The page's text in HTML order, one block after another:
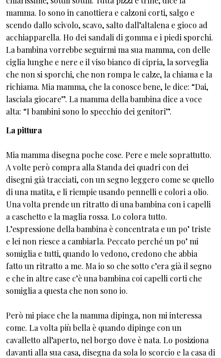
mamma. Io sono in canottiera e calzoni corti, salgo e
scendo dallo scivolo, scavo, salto dall’altalena e gioco ad
acchiapparella. Ho dei sandali di gomma e i piedi sporchi.
La bambina vorrebbe seguirmi ma sua mamma, con delle
ciglia lunghe e nere e il viso bianco di cipria, la sorveglia
che non si sporchi, che non rompa le calze, la chiama e la
richiama. Mia mamma, che la conosce bene, le dice: “Dai,
lasciala giocare”. La mamma della bambina dice a voce
alta: “I bambini sono lo specchio dei genitori”.
La pittura
Mia mamma disegna poche cose. Pere e mele soprattutto.
A volte però compra alla Standa dei quadri con dei
disegni già tracciati, con un segno leggero come se quello
di una matita, e li riempie usando pennelli e colori a olio.
Una volta prende un ritratto di una bambina con i capelli
a caschetto e la maglia rossa. Lo colora tutto.
L’espressione della bambina è concentrata e un po’ triste
e lei non riesce a cambiarla. Peccato perché un po’ mi
somiglia e tutti, quando lo vedono, credono che abbia
fatto un ritratto a me. Ma io so che sotto c’era già il segno
e che in altre case c’è una bambina coi capelli corti che
somiglia a questa che non sono io.
Però mi piace che la mamma dipinga, non mi interessa
come. La volta più bella è quando dipinge con un
cavalletto all’aperto, nel borgo dove è nata. Lo posiziona
davanti alla sua casa, disegna da sola lo scorcio e la casa di